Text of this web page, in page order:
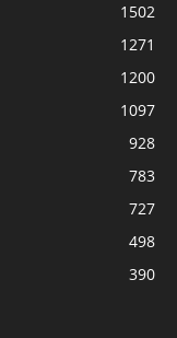
1502
1271
1200
1097
928
783
727
498
390